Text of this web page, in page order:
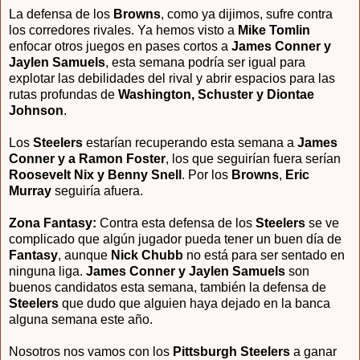
La defensa de los Browns, como ya dijimos, sufre contra
los corredores rivales. Ya hemos visto a Mike Tomlin
enfocar otros juegos en pases cortos a James Conner y
Jaylen Samuels, esta semana podría ser igual para
explotar las debilidades del rival y abrir espacios para las
rutas profundas de Washington, Schuster y Diontae
Johnson.
Los Steelers estarían recuperando esta semana a James
Conner y a Ramon Foster, los que seguirían fuera serían
Roosevelt Nix y Benny Snell . Por los Browns, Eric
Murray seguiría afuera.
Zona Fantasy: Contra esta defensa de los Steelers se ve
complicado que algún jugador pueda tener un buen día de
Fantasy, aunque Nick Chubb no está para ser sentado en
ninguna liga. James Conner y Jaylen Samuels son
buenos candidatos esta semana, también la defensa de
Steelers que dudo que alguien haya dejado en la banca
alguna semana este año.
Nosotros nos vamos con los Pittsburgh Steelers a ganar